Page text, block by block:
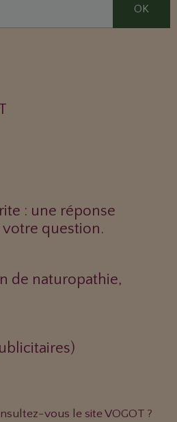
OK
: une réponse
question.
de naturopathie,
vous le site VOGOT ?